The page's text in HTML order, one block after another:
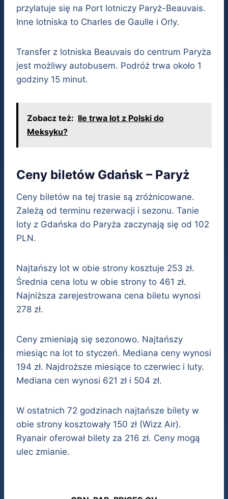
przylatuje się na Port lotniczy Paryż-Beauvais.
Inne lotniska to Charles de Gaulle i Orly.
Transfer z lotniska Beauvais do centrum Paryża
jest możliwy autobusem. Podróż trwa około 1
godziny 15 minut.
Zobacz też: Ile trwa lot z Polski do
Meksyku?
Ceny biletów Gdańsk – Paryż
Ceny biletów na tej trasie są zróżnicowane.
Zależą od terminu rezerwacji i sezonu. Tanie
loty z Gdańska do Paryża zaczynają się od 102
PLN.
Najtańszy lot w obie strony kosztuje 253 zł.
Średnia cena lotu w obie strony to 461 zł.
Najniższa zarejestrowana cena biletu wynosi
278 zł.
Ceny zmieniają się sezonowo. Najtańszy
miesiąc na lot to styczeń. Mediana ceny wynosi
194 zł. Najdroższe miesiące to czerwiec i luty.
Mediana cen wynosi 621 zł i 504 zł.
W ostatnich 72 godzinach najtańsze bilety w
obie strony kosztowały 150 zł (Wizz Air).
Ryanair oferował bilety za 216 zł. Ceny mogą
ulec zmianie.